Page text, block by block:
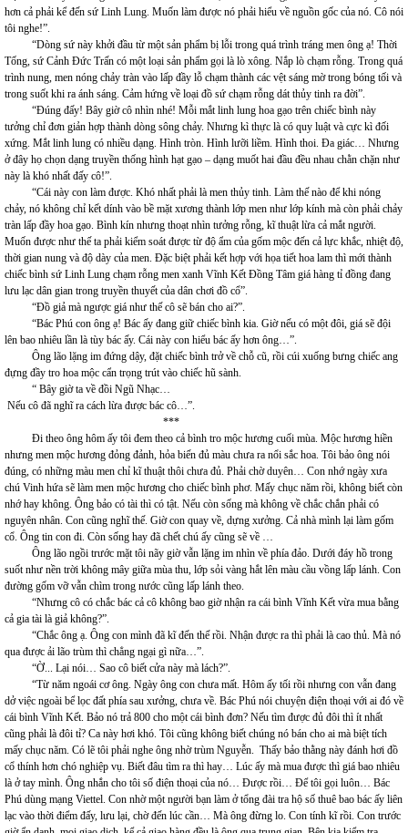
hơn cả phải kể đến sứ Linh Lung. Muốn làm được nó phải hiểu về nguồn gốc của nó. Cô nói
tôi nghe!”.
“Dòng sứ này khởi đầu từ một sản phẩm bị lỗi trong quá trình tráng men ông ạ! Thời
Tống, sứ Cảnh Đức Trấn có một loại sản phẩm gọi là lò xông. Nắp lò chạm rỗng. Trong quá
trình nung, men nóng chảy tràn vào lấp đầy lỗ chạm thành các vệt sáng mờ trong bóng tối và
trong suốt khi ra ánh sáng. Cảm hứng về loại đồ sứ chạm rỗng dát thủy tinh ra đời”.
“Đúng đấy! Bây giờ cô nhìn nhé! Mỗi mắt linh lung hoa gạo trên chiếc bình này
tưởng chỉ đơn giản hợp thành dòng sông chảy. Nhưng kì thực là có quy luật và cực kì đối
xứng. Mắt linh lung có nhiều dạng. Hình tròn. Hình lưỡi liềm. Hình thoi. Đa giác… Nhưng
ở đây họ chọn dạng truyền thống hình hạt gạo – dạng muốt hai đầu đều nhau chằn chặn như
này là khó nhất đấy cô!”.
“Cái này con làm được. Khó nhất phải là men thủy tinh. Làm thế nào để khi nóng
chảy, nó không chỉ kết dính vào bề mặt xương thành lớp men như lớp kính mà còn phải chảy
tràn lấp đầy hoa gạo. Bình kín nhưng thoạt nhìn tưởng rỗng, kĩ thuật lừa cả mắt người.
Muốn được như thế ta phải kiểm soát được từ độ ẩm của gốm mộc đến cả lực khắc, nhiệt độ,
thời gian nung và độ dày của men. Đặc biệt phải kết hợp với họa tiết hoa lam thì mới thành
chiếc bình sứ Linh Lung chạm rỗng men xanh Vĩnh Kết Đồng Tâm giá hàng tỉ đồng đang
lưu lạc dân gian trong truyền thuyết của dân chơi đồ cổ”.
“Đồ giả mà ngược giá như thế cô sẽ bán cho ai?”.
“Bác Phú con ông ạ! Bác ấy đang giữ chiếc bình kia. Giờ nếu có một đôi, giá sẽ đội
lên bao nhiêu lần là tùy bác ấy. Cái này con hiểu bác ấy hơn ông…”.
Ông lão lặng im đứng dậy, đặt chiếc bình trở về chỗ cũ, rồi cúi xuống bưng chiếc ang
đựng đầy tro hoa mộc cẩn trọng trút vào chiếc hũ sành.
“ Bây giờ ta về đồi Ngũ Nhạc…
Nếu cô đã nghĩ ra cách lừa được bác cô…”.
***
Đi theo ông hôm ấy tôi đem theo cả bình tro mộc hương cuối mùa. Mộc hương hiền
nhưng men mộc hương đỏng đảnh, hỏa biến đủ màu chưa ra nổi sắc hoa. Tôi bảo ông nói
đúng, có những màu men chỉ kĩ thuật thôi chưa đủ. Phải chờ duyên… Con nhớ ngày xưa
chú Vinh hứa sẽ làm men mộc hương cho chiếc bình phơ. Mấy chục năm rồi, không biết còn
nhớ hay không. Ông bảo có tài thì có tật. Nếu còn sống mà không về chắc chắn phải có
nguyên nhân. Con cũng nghĩ thế. Giờ con quay về, dựng xưởng. Cả nhà mình lại làm gốm
cổ. Ông tin con đi. Còn sống hay đã chết chú ấy cũng sẽ về …
Ông lão ngồi trước mặt tôi nãy giờ vẫn lặng im nhìn về phía đảo. Dưới đáy hồ trong
suốt như nền trời không mây giữa mùa thu, lớp sỏi vàng hắt lên màu cầu vồng lấp lánh. Con
đường gốm vỡ vẫn chìm trong nước cũng lấp lánh theo.
“Nhưng cô có chắc bác cả cô không bao giờ nhận ra cái bình Vĩnh Kết vừa mua bằng
cả gia tài là giả không?”.
“Chắc ông ạ. Ông con mình đã kĩ đến thế rồi. Nhận được ra thì phải là cao thủ. Mà nó
qua được ải lão trùm thì chẳng ngại gì nữa…”.
“Ờ... Lại nói… Sao cô biết cửa này mà lách?”.
“Từ năm ngoái cơ ông. Ngày ông con chưa mất. Hôm ấy tối rồi nhưng con vẫn đang
dở việc ngoài bể lọc đất phía sau xưởng, chưa về. Bác Phú nói chuyện điện thoại với ai đó về
cái bình Vĩnh Kết. Bảo nó trả 800 cho một cái bình đơn? Nếu tìm được đủ đôi thì ít nhất
cũng phải là đôi tỉ? Ca này hơi khó. Tôi cũng không biết chúng nó bán cho ai mà biệt tích
mấy chục năm. Có lẽ tôi phải nghe ông nhờ trùm Nguyễn. Thấy bảo thằng này đánh hơi đồ
cổ thính hơn chó nghiệp vụ. Biết đâu tìm ra thì hay… Lúc ấy mà mua được thì giá bao nhiêu
là ở tay mình. Ông nhắn cho tôi số điện thoại của nó… Được rồi… Để tôi gọi luôn… Bác
Phú dùng mạng Viettel. Con nhờ một người bạn làm ở tổng đài tra hộ số thuê bao bác ấy liên
lạc vào thời điểm đấy, lưu lại, chờ đến lúc cần… Mà ông đừng lo. Con tính kĩ rồi. Con trước